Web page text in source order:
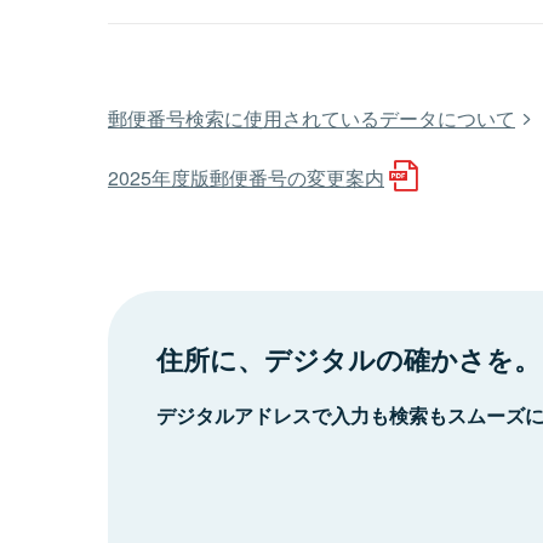
郵便番号検索に使用されているデータについて
2025年度版郵便番号の変更案内
住所に、デジタルの確かさを。
デジタルアドレスで入力も検索もスムーズ